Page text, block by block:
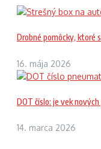
Drobné pomôcky, ktoré
16. mája 2026
DOT číslo: je vek
14. marca 2026